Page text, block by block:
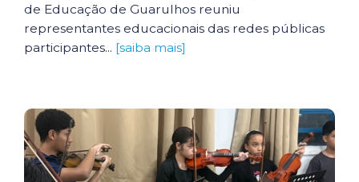
de Educação de Guarulhos reuniu
representantes educacionais das redes públicas
participantes... [saiba mais]